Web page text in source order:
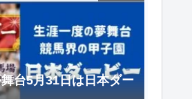
台5月31日は日本ダー